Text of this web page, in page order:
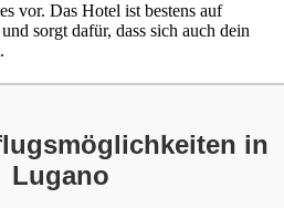
vor. Das Hotel ist bestens auf
sorgt dafür, dass sich auch dein
in
Lugano